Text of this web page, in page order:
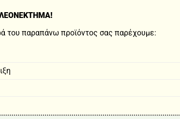
του παραπάνω προϊόντος σας παρέχουμε: